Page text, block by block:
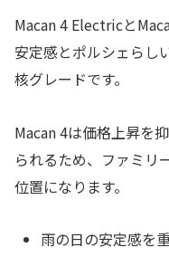
Macan 4 Electricと
安定感とポルシェらし
核グレードです。
Macan 4は価格上昇を
られるため、ファミリ
位置になります。
雨の日の安定感を